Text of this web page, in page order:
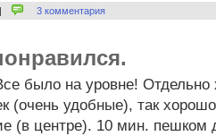
3 комментария
было на уровне! Отдельно
(очень удобные), так
(в центре). 10 мин. пешком